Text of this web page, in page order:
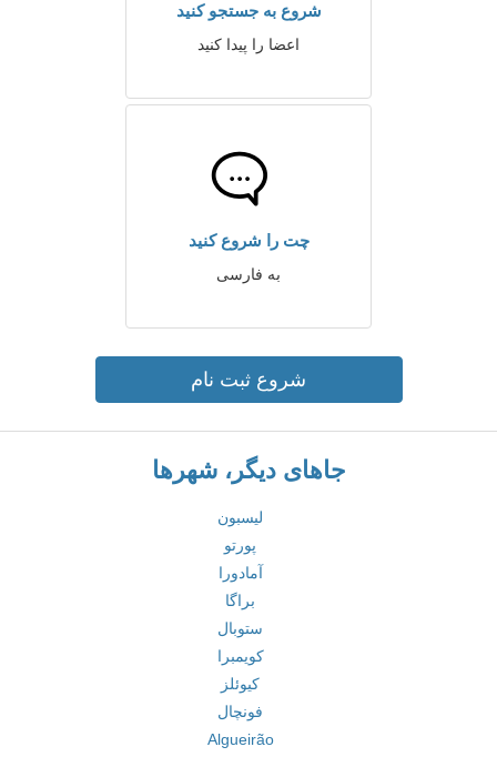
شروع به جستجو کنید
اعضا را پیدا کنید
چت را شروع کنید
به فارسی
شروع ثبت نام
جاهای دیگر، شهرها
لیسبون
پورتو
آمادورا
براگا
ستوبال
کویمبرا
کیوئلز
فونچال
Algueirão